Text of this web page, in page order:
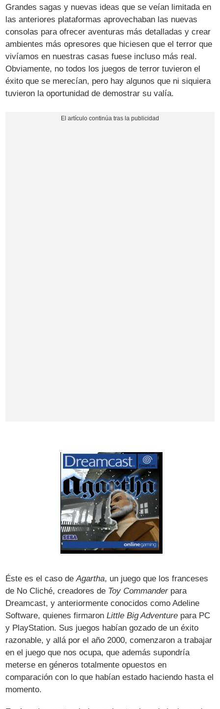
Grandes sagas y nuevas ideas que se veían limitada en
las anteriores plataformas aprovechaban las nuevas
consolas para ofrecer aventuras más detalladas y crear
ambientes más opresores que hiciesen que el terror que
vivíamos en nuestras casas fuese incluso más real.
Obviamente, no todos los juegos de terror tuvieron el
éxito que se merecían, pero hay algunos que ni siquiera
tuvieron la oportunidad de demostrar su valía.
Éste es el caso deAgartha, un juego que los franceses
de No Cliché, creadores de Toy Commanderpara
Dreamcast, y anteriormente conocidos como Adeline
Software, quienes firmaronLittle Big Adventure para PC
y PlayStation. Sus juegos habían gozado de un éxito
razonable, y allá por el año 2000, comenzaron a trabajar
en el juego que nos ocupa, que además supondría
meterse en géneros totalmente opuestos en
comparación con lo que habían estado haciendo hasta el
momento.